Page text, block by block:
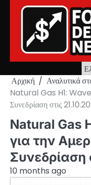
Αρχική
Αναλυτικά
Natural Gas H1: Wave
Συνεδρίαση στις
Natural Gas
για την
Συνεδρίαση
10 months ago